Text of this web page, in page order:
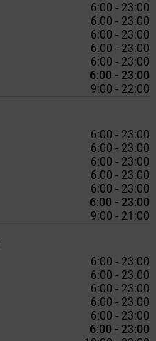
6:00 - 23:00
6:00 - 23:00
6:00 - 23:00
6:00 - 23:00
6:00 - 23:00
6:00 - 23:00
9:00 - 22:00
6:00 - 23:00
6:00 - 23:00
6:00 - 23:00
6:00 - 23:00
6:00 - 23:00
6:00 - 23:00
9:00 - 21:00
6:00 - 23:00
6:00 - 23:00
6:00 - 23:00
6:00 - 23:00
6:00 - 23:00
6:00 - 23:00